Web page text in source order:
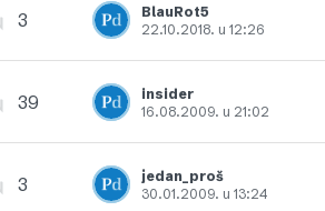
Dodajte u favorite
3
BlauRot5
22.10.2018. u 12:26
Dodajte u favorite
39
insider
16.08.2009. u 21:02
Dodajte u favorite
3
jedan_proš
30.01.2009. u 13:24